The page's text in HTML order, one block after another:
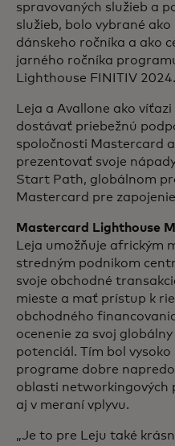
spravovaných služieb a
služieb, bolo vybrané
dánskeho ročníka a ako
jarného ročníka
Lighthouse FINITIV 2024.
Leja a Avallone ako
dostávať priebežnú
spoločnosti Mastercard
prezentovať svoje
Start Path, globálnom
Mastercard pre
Mastercard Lighthouse
Leja umožňuje africkým
stredným podnikom
svoje obchodné
mieste a mať prístup k
obchodného
ocenenie za svoj
potenciál. Tím bol vysoko
programe dobre
oblasti networkingových
aj v meraní vplyvu.
„Je to pre Leju také